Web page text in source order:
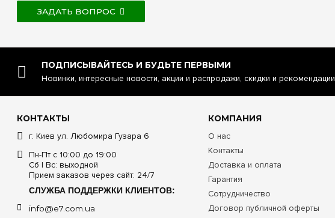
ЗАДАТЬ ВОПРОС
ПОДПИСЫВАЙТЕСЬ И БУДЬТЕ ПЕРВЫМИ
Новинки, интересные новости, акции и распродажи, скидки и рекомендации
КОНТАКТЫ
г. Киев ул. Любомира Гузара 6
Пн-Пт с 10:00 до 19:00
Сб | Вс: выходной
Прием заказов через сайт: 24/7
СЛУЖБА ПОДДЕРЖКИ КЛИЕНТОВ:
info@e7.com.ua
КОМПАНИЯ
О нас
Контакты
Доставка и оплата
Гарантия
Сотрудничество
Договор публичной оферты